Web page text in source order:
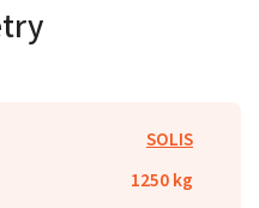
SOLIS
1250 kg